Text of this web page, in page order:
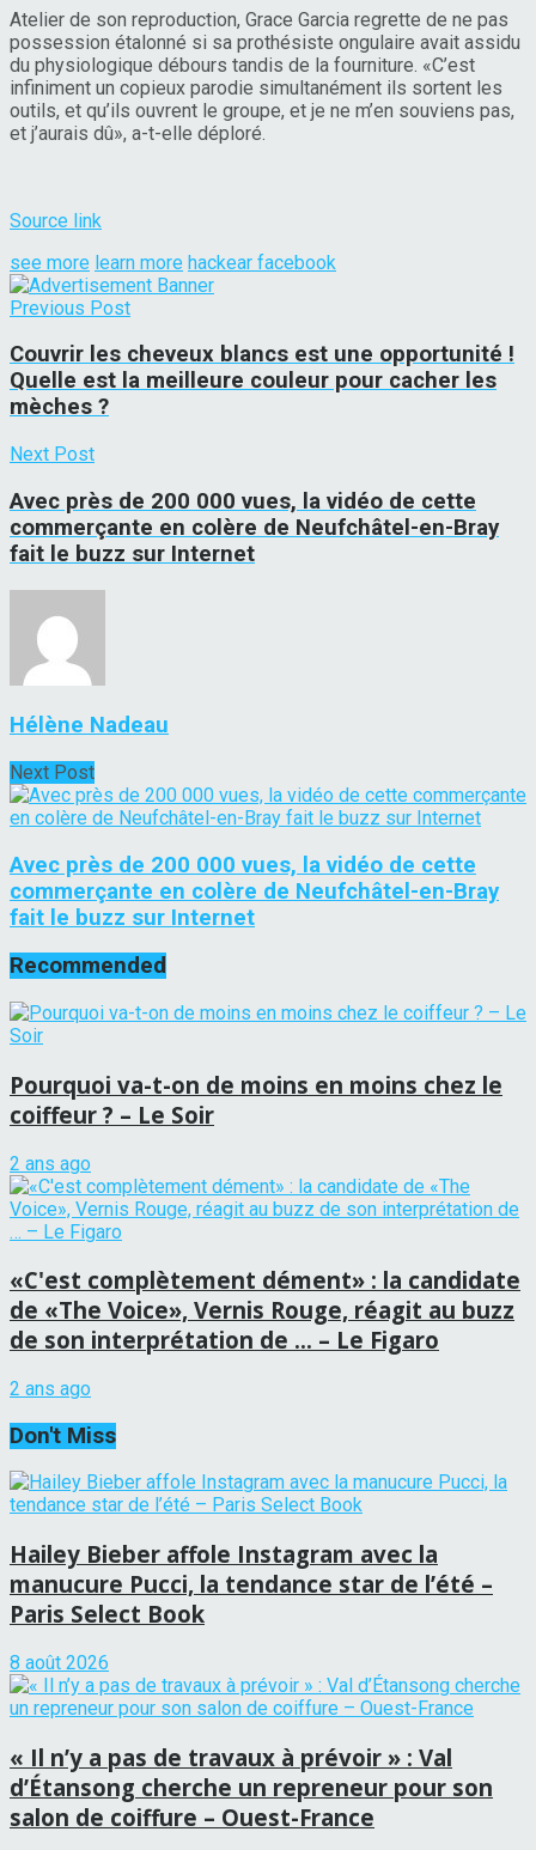
Atelier de son reproduction, Grace Garcia regrette de ne pas
possession étalonné si sa prothésiste ongulaire avait assidu
du physiologique débours tandis de la fourniture. «C’est
infiniment un copieux parodie simultanément ils sortent les
outils, et qu’ils ouvrent le groupe, et je ne m’en souviens pas,
et j’aurais dû», a-t-elle déploré.
Source link
see more learn more hackear facebook
Previous Post
Couvrir les cheveux blancs est une opportunité !
Quelle est la meilleure couleur pour cacher les
mèches ?
Next Post
Avec près de 200 000 vues, la vidéo de cette
commerçante en colère de Neufchâtel-en-Bray
fait le buzz sur Internet
Hélène Nadeau
Next Post
Avec près de 200 000 vues, la vidéo de cette
commerçante en colère de Neufchâtel-en-Bray
fait le buzz sur Internet
Recommended
Pourquoi va-t-on de moins en moins chez le
coiffeur ? – Le Soir
2 ans ago
«C'est complètement dément» : la candidate
de «The Voice», Vernis Rouge, réagit au buzz
de son interprétation de … – Le Figaro
2 ans ago
Don't Miss
Hailey Bieber affole Instagram avec la
manucure Pucci, la tendance star de l’été –
Paris Select Book
8 août 2026
« Il n’y a pas de travaux à prévoir » : Val
d’Étansong cherche un repreneur pour son
salon de coiffure – Ouest-France